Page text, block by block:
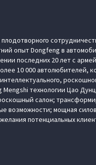
опыт Dongfeng в
последних 20 лет с
10 000 автолюбителей,
технологии Цао
салон;
мощная
потенциальных